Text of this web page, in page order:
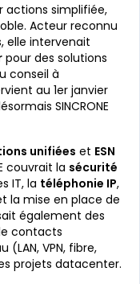
actions simplifiée,
Acteur reconnu
elle intervenait
pour des solutions
conseil à
au 1er janvier
SINCRONE
unifiées et ESN
couvrait la sécurité
IT, la téléphonie IP,
la mise en place de
également des
contacts
VPN, fibre,
projets datacenter.